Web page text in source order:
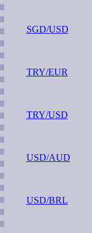
SGD/USD
TRY/EUR
TRY/USD
USD/AUD
USD/BRL